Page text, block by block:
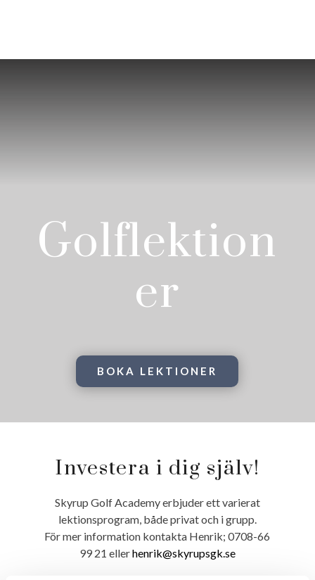
Golflektion
er
BOKA LEKTIONER
Investera i dig själv!
Skyrup Golf Academy erbjuder ett varierat
lektionsprogram, både privat och i grupp.
För mer information kontakta Henrik; 0708-66
99 21 ellerhenrik@skyrupsgk.se